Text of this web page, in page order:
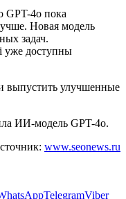
GPT-4o пока
Новая модель
задач.
уже доступны
выпустить улучшенные
ИИ-модель GPT-4o.
www.seonews.ru
TelegramViber